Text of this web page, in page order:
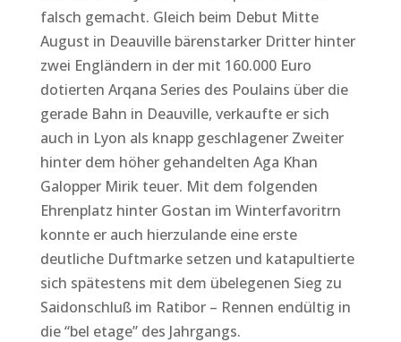
falsch gemacht. Gleich beim Debut Mitte
August in Deauville bärenstarker Dritter hinter
zwei Engländern in der mit 160.000 Euro
dotierten Arqana Series des Poulains über die
gerade Bahn in Deauville, verkaufte er sich
auch in Lyon als knapp geschlagener Zweiter
hinter dem höher gehandelten Aga Khan
Galopper Mirik teuer. Mit dem folgenden
Ehrenplatz hinter Gostan im Winterfavoritrn
konnte er auch hierzulande eine erste
deutliche Duftmarke setzen und katapultierte
sich spätestens mit dem übelegenen Sieg zu
Saidonschluß im Ratibor – Rennen endültig in
die “bel etage” des Jahrgangs.